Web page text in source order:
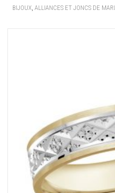
BIJOUX ALLIANCES ET JONCS DE